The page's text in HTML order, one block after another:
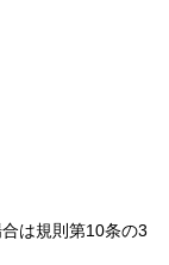
は規則第10条の3